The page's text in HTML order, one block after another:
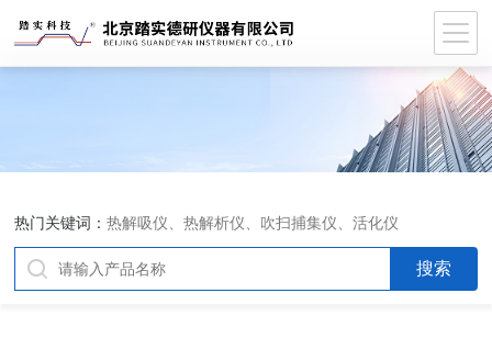
热门关键词：热解吸仪、热解析仪、吹扫捕集仪、活化仪